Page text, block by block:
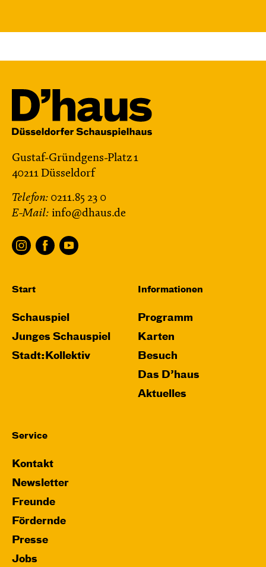
Mi, 25.11. / 10:00 – 11:15
JUNGES SCHAUSPIEL
Das grüne König­reich
von Cornelia Funke und Tammi Hartung
Regie und Bühne: Leonie Rohlfing
Mit künstlerischer Audiodeskription
Do, 26.11. / 10:00 – 11:15
JUNGES SCHAUSPIEL
Das grüne König­reich
von Cornelia Funke und Tammi Hartung
Gustaf-Gründgens-Platz 1
40211 Düsseldorf
Telefon: 0211.85 23 0
E-Mail: info@dhaus.de
Start
Schauspiel
Junges Schauspiel
Stadt:Kollektiv
Informationen
Programm
Karten
Besuch
Das D’haus
Aktuelles
Service
Kontakt
Newsletter
Freunde
Fördernde
Presse
Jobs